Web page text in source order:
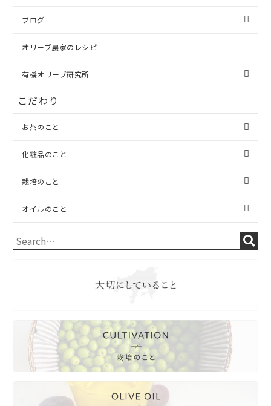
ブログ
オリーブ農家のレシピ
有機オリーブ研究所
こだわり
お茶のこと
化粧品のこと
栽培のこと
オイルのこと